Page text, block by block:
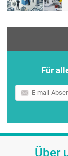
Für
E-
mail-
Über